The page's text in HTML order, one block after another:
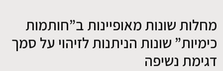
מחקר
חדשות ואירועים
מחלות שונות מאופיינות ב”חותמות
כימיות” שונות הניתנות לזיהוי על סמך
דגימת נשיפה